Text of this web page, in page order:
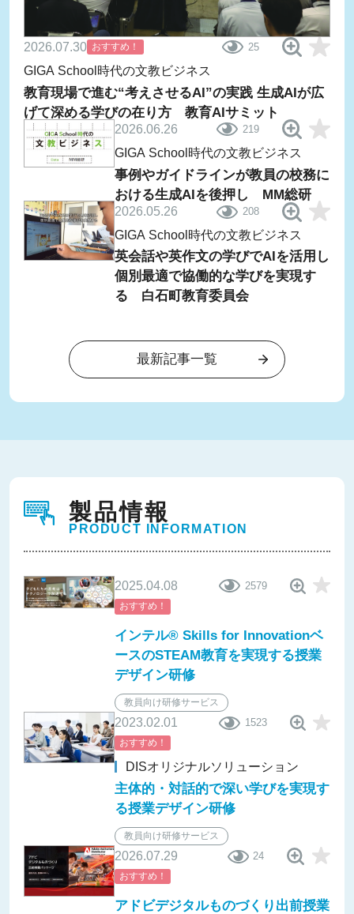
2026.07.30 おすすめ！ 25
GIGA School時代の文教ビジネス
教育現場で進む“考えさせるAI”の実践 生成AIが広
げて深める学びの在り方 教育AIサミット
2026.06.26 219
GIGA School時代の文教ビジネス
事例やガイドラインが教員の校務に
おける生成AIを後押し MM総研
2026.05.26 208
GIGA School時代の文教ビジネス
英会話や英作文の学びでAIを活用し
個別最適で協働的な学びを実現す
る 白石町教育委員会
最新記事一覧
製品情報
PRODUCT INFORMATION
2025.04.08
おすすめ！
2579
教員向け研修サービス
インテル® Skills for Innovationベ
ースのSTEAM教育を実現する授業
デザイン研修
2023.02.01
おすすめ！
1523
DISオリジナルソリューション
教員向け研修サービス
主体的・対話的で深い学びを実現す
る授業デザイン研修
2026.07.29
おすすめ！
24
アドビデジタルものづくり出前授業